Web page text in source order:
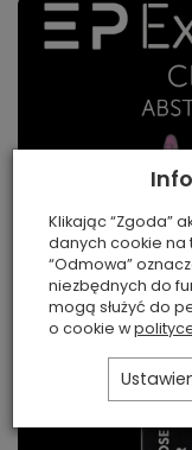
Klikając “Zgoda”
danych cookie na
“Odmowa”
niezbędnych do
mogą służyć do
o cookie w